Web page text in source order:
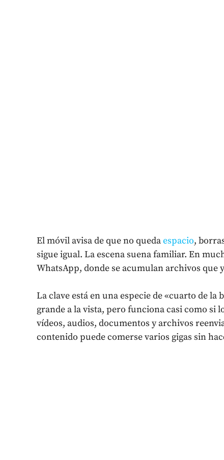
El móvil avisa de que no quedaespacio,
sigue igual. La escena suena familiar. En
WhatsApp, donde se acumulan archivos que
La clave está en una especie de «cuarto de la
grande a la vista, pero funciona casi como si
vídeos, audios, documentos y archivos
contenido puede comerse varios gigas sin